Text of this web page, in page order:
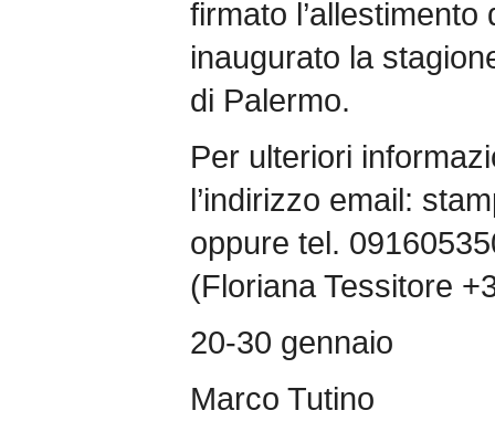
firmato
inaugurato la
di Palermo.
Per ulteriori
l’indirizzo email:
oppure tel.
(Floriana Tessitore
20-30 gennaio
Marco Tutino